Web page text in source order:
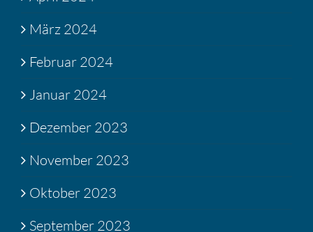
März 2024
Februar 2024
Januar 2024
Dezember 2023
November 2023
Oktober 2023
September 2023